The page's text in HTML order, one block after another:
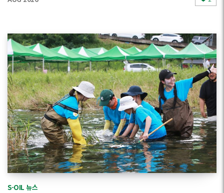
S-OIL 뉴스